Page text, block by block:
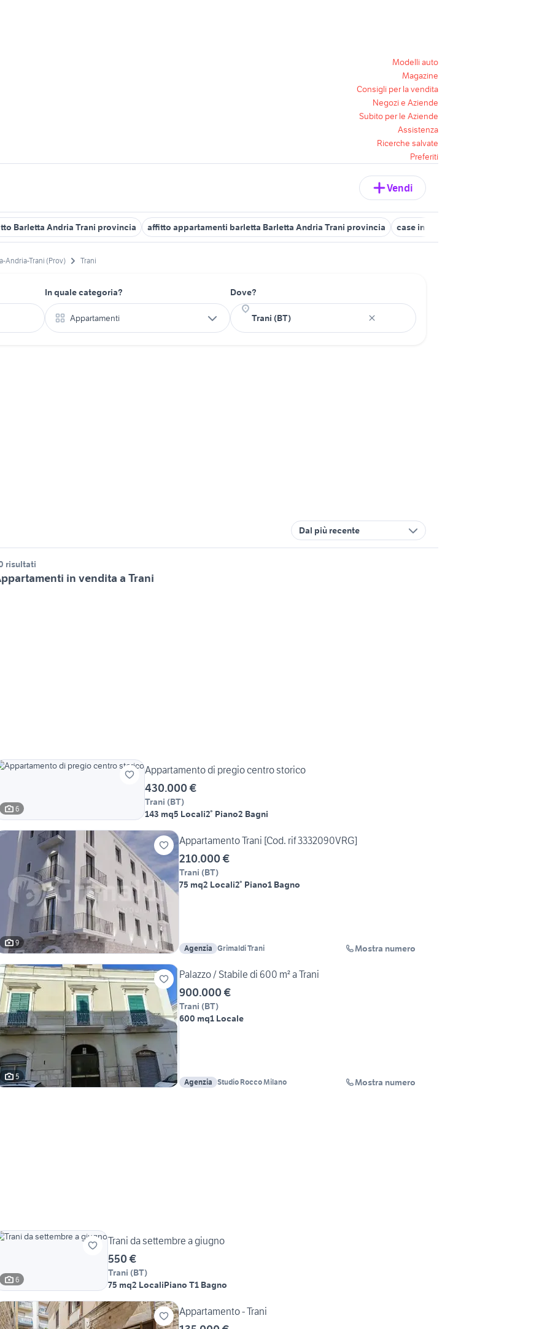
Modelli auto
Magazine
Consigli per la vendita
Negozi e Aziende
Subito per le Aziende
Assistenza
Ricerche salvate
Preferiti
Vendi
Barletta Andria Trani provincia affitto appartamenti barletta Barletta Andria Trani provincia case in affitto bisceglie
Andria-Trani (Prov) Trani
In quale categoria?
Appartamenti
Dove?
Dal più recente
risultati
in vendita a Trani
6
Appartamento di pregio centro storico
430.000 €
Trani (BT)
143 mq5 Locali2° Piano2 Bagni
9
Appartamento Trani [Cod. rif 3332090VRG]
210.000 €
Trani (BT)
75 mq2 Locali2° Piano1 Bagno
Agenzia Grimaldi Trani Mostra numero
5
Palazzo / Stabile di 600 m² a Trani
900.000 €
Trani (BT)
600 mq1 Locale
Agenzia Studio Rocco Milano Mostra numero
6
Trani da settembre a giugno
550 €
Trani (BT)
75 mq2 LocaliPiano T1 Bagno
Appartamento - Trani